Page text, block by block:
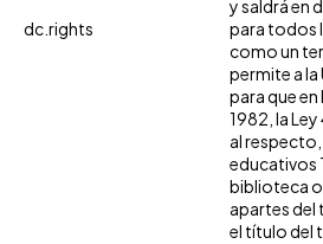
dc.rights
y saldrá en
para todos
como un
permite a
para que
1982, la
al
educativos
biblioteca
apartes del
el título del